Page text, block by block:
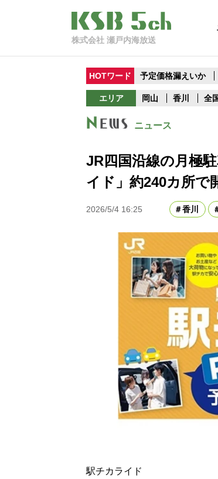
株式会社 瀬戸内海放送
HOTワード 予定価格漏えいか
エリア 岡山 香川 全
ニュース
JR四国沿線の月極
イド」約240カ所で
2026/5/4 16:25 香川
駅チカライド